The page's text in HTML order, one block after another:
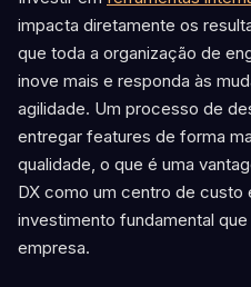
impacta diretamente os
que toda a organização de
inove mais e responda às
agilidade. Um processo de
entregar features de forma
qualidade, o que é uma
DX como um centro de custo
investimento fundamental
empresa.